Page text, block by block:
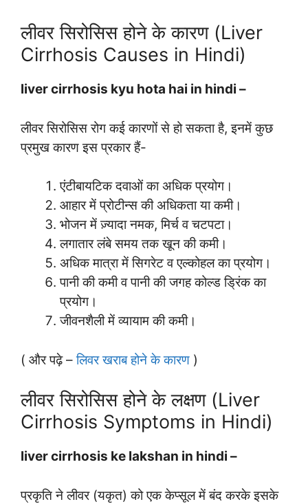
लीवर सिरोसिस होने के कारण (Liver
Cirrhosis Causes in Hindi)
liver cirrhosis kyu hota hai in hindi –
लीवर सिरोसिस रोग कई कारणों से हो सकता है, इनमें कुछ
प्रमुख कारण इस प्रकार हैं-
एंटीबायटिक दवाओं का अधिक प्रयोग।
आहार में प्रोटीन्स की अधिकता या कमी।
भोजन में ज़्यादा नमक, मिर्च व चटपटा।
लगातार लंबे समय तक खून की कमी।
अधिक मात्रा में सिगरेट व एल्कोहल का प्रयोग।
पानी की कमी व पानी की जगह कोल्ड ड्रिंक का
प्रयोग।
जीवनशैली में व्यायाम की कमी।
( और पढ़े –लिवर खराब होने के कारण )
लीवर सिरोसिस होने के लक्षण (Liver
Cirrhosis Symptoms in Hindi)
liver cirrhosis ke lakshan in hindi –
प्रकृति ने लीवर (यकृत) को एक केप्सूल में बंद करके इसके